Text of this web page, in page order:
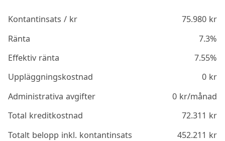
Kontantinsats / kr 75.980kr
Ränta
7.3%
Effektiv ränta
7.55%
Uppläggningskostnad
0kr
Administrativa avgifter
0kr/månad
Total kreditkostnad
72.311 kr
Totalt belopp inkl. kontantinsats
452.211 kr